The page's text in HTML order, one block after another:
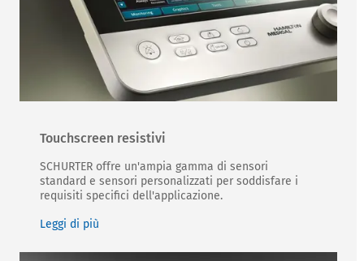
Touchscreen resistivi
SCHURTER offre un'ampia gamma di sensori
standard e sensori personalizzati per soddisfare i
requisiti specifici dell'applicazione.
Leggi di più